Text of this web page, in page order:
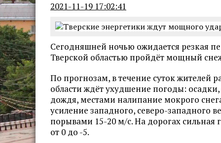
2021-11-19 17:02:41
Сегодняшней ночью ожидается резкая
Тверской областью пройдёт мощный
По прогнозам, в течение суток жителей
области ждёт ухудшение погоды:
дождя, местами налипание мокрого
усиление западного, северо-западного
порывами 15-20 м/с. На дорогах сильная
от 0 до -5.